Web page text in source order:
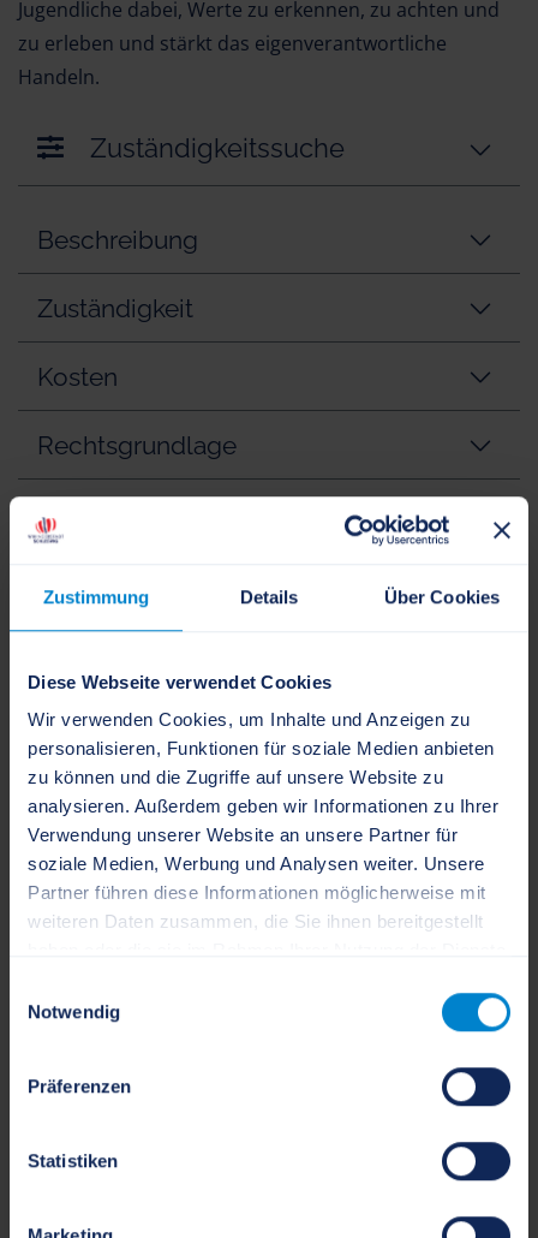
Zustimmung Details Über Cookies
Diese Webseite verwendet Cookies
Wir verwenden Cookies, um Inhalte und Anzeigen zu
personalisieren, Funktionen für soziale Medien anbieten
zu können und die Zugriffe auf unsere Website zu
analysieren. Außerdem geben wir Informationen zu Ihrer
Verwendung unserer Website an unsere Partner für
soziale Medien, Werbung und Analysen weiter. Unsere
Partner führen diese Informationen möglicherweise mit
weiteren Daten zusammen, die Sie ihnen bereitgestellt
Notwendig
Präferenzen
Statistiken
Jugendliche dabei, Werte zu erkennen, zu achten und
zu erleben und stärkt das eigenverantwortliche
Handeln.
Zuständigkeitssuche
Beschreibung
Zuständigkeit
Kosten
Rechtsgrundlage
Weitere Informationen
verwandte Vorgänge
Ansprechpartner
Kreis Schleswig-Flensburg -
Sachgebiet Kinder- und
Jugendförderung
Stadtweg 49
24837 Schleswig
Frau Kristin Schmidt
Kontakt herunterladen